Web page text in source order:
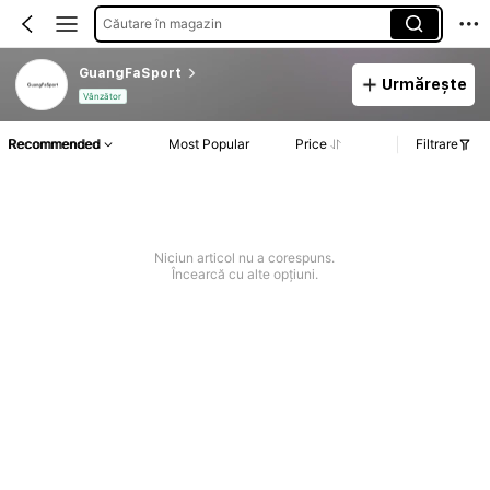
Căutare în magazin
GuangFaSport
Vânzător
Urmărește
Recommended Most Popular Price Filtrare
Niciun articol nu a corespuns.
Încearcă cu alte opțiuni.